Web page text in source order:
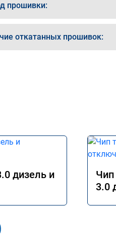
прошивки:
откатанных прошивок:
дизель и
Чип
3.0